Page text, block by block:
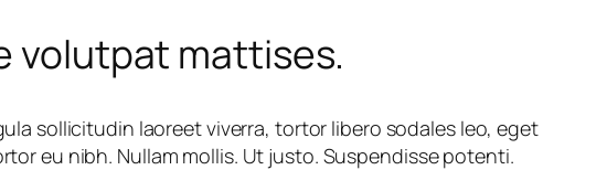
volutpat mattises.
sollicitudin laoreet viverra, tortor libero sodales leo, eget
eu nibh. Nullam mollis. Ut justo. Suspendisse potenti.